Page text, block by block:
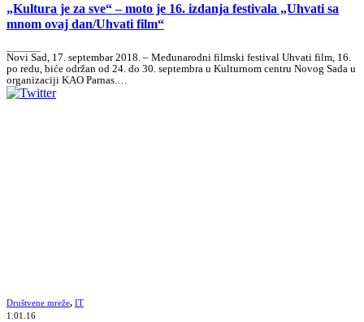
„Kultura je za sve“ – moto je 16. izdanja festivala „Uhvati sa
mnom ovaj dan/Uhvati film“
Novi Sad, 17. septembar 2018. – Međunarodni filmski festival Uhvati film, 16.
po redu, biće održan od 24. do 30. septembra u Kulturnom centru Novog Sada u
organizaciji KAO Parnas.…
Društvene mreže, IT
1.01.16